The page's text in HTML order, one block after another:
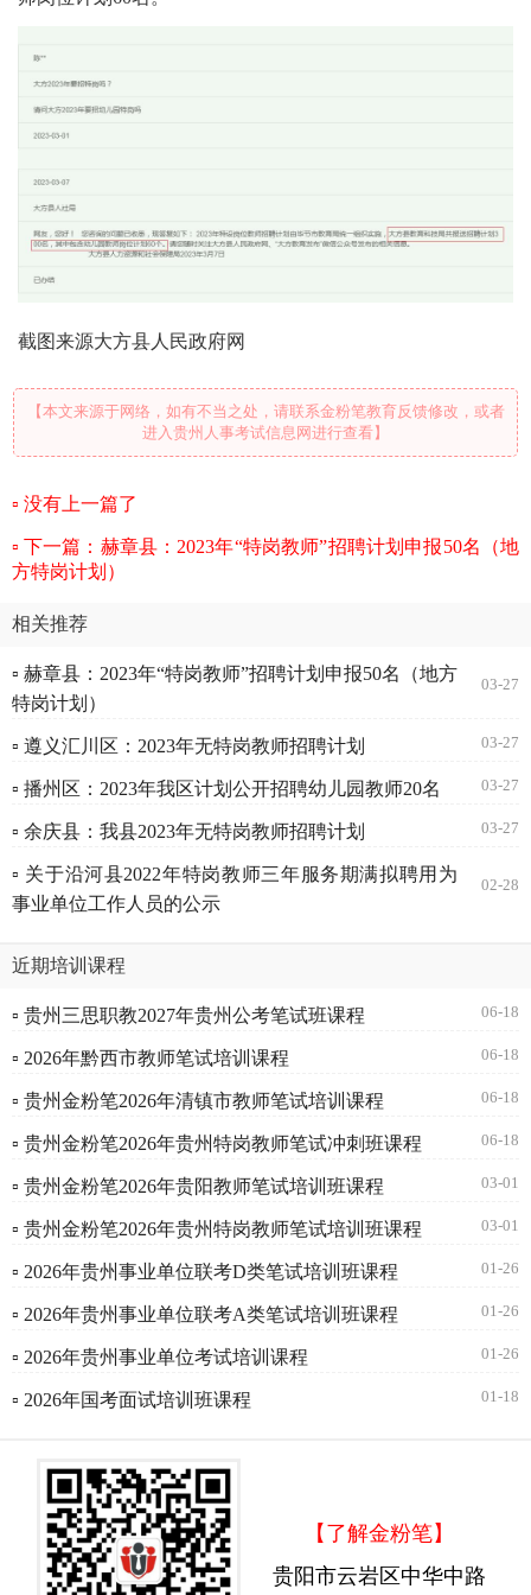
截图来源大方县人民政府网
【本文来源于网络，如有不当之处，请联系金粉笔教育反馈修改，或者
进入贵州人事考试信息网进行查看】
没有上一篇了
下一篇：赫章县：2023年“特岗教师”招聘计划申报50名（地
方特岗计划）
相关推荐
▫ 赫章县：2023年“特岗教师”招聘计划申报50名（地方
特岗计划）
03-27
▫ 遵义汇川区：2023年无特岗教师招聘计划 03-27
▫ 播州区：2023年我区计划公开招聘幼儿园教师20名 03-27
▫ 余庆县：我县2023年无特岗教师招聘计划 03-27
▫ 关于沿河县2022年特岗教师三年服务期满拟聘用为
事业单位工作人员的公示
02-28
近期培训课程
▫ 贵州三思职教2027年贵州公考笔试班课程 06-18
▫ 2026年黔西市教师笔试培训课程 06-18
▫ 贵州金粉笔2026年清镇市教师笔试培训课程 06-18
▫ 贵州金粉笔2026年贵州特岗教师笔试冲刺班课程 06-18
▫ 贵州金粉笔2026年贵阳教师笔试培训班课程 03-01
▫ 贵州金粉笔2026年贵州特岗教师笔试培训班课程 03-01
▫ 2026年贵州事业单位联考D类笔试培训班课程 01-26
▫ 2026年贵州事业单位联考A类笔试培训班课程 01-26
▫ 2026年贵州事业单位考试培训课程 01-26
▫ 2026年国考面试培训班课程 01-18
【了解金粉笔】
贵阳市云岩区中华中路